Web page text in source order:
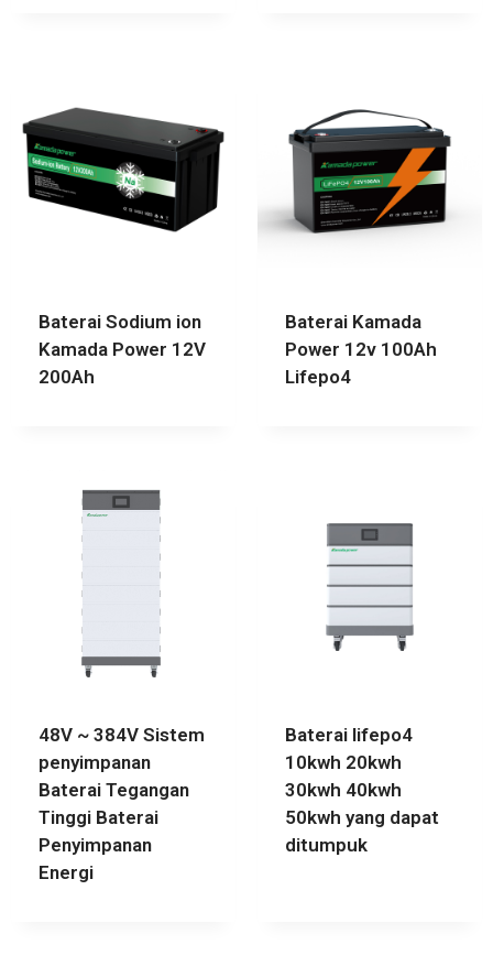
Baterai Sodium ion
Kamada Power 12V
200Ah
Baterai Kamada
Power 12v 100Ah
Lifepo4
48V ~ 384V Sistem
penyimpanan
Baterai Tegangan
Tinggi Baterai
Penyimpanan
Energi
Baterai lifepo4
10kwh 20kwh
30kwh 40kwh
50kwh yang dapat
ditumpuk